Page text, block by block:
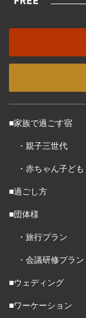
■家族で過ごす宿
・親子三世代
・赤ちゃん子ども
■過ごし方
■団体様
・旅行プラン
・会議研修プラン
■ウェディング
■ワーケーション